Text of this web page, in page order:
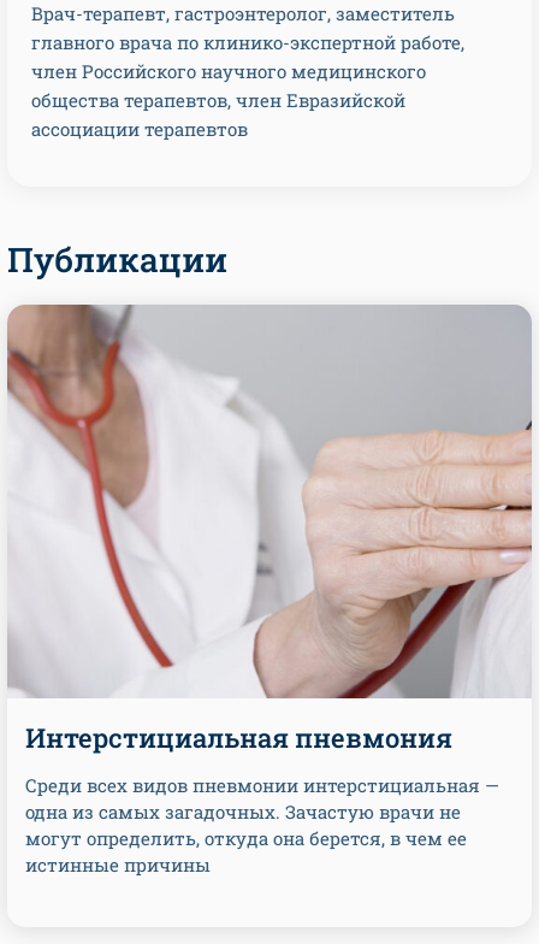
Врач-терапевт, гастроэнтеролог, заместитель
главного врача по клинико-экспертной работе,
член Российского научного медицинского
общества терапевтов, член Евразийской
ассоциации терапевтов
Публикации
Интерстициальная пневмония
Среди всех видов пневмонии интерстициальная —
одна из самых загадочных. Зачастую врачи не
могут определить, откуда она берется, в чем ее
истинные причины